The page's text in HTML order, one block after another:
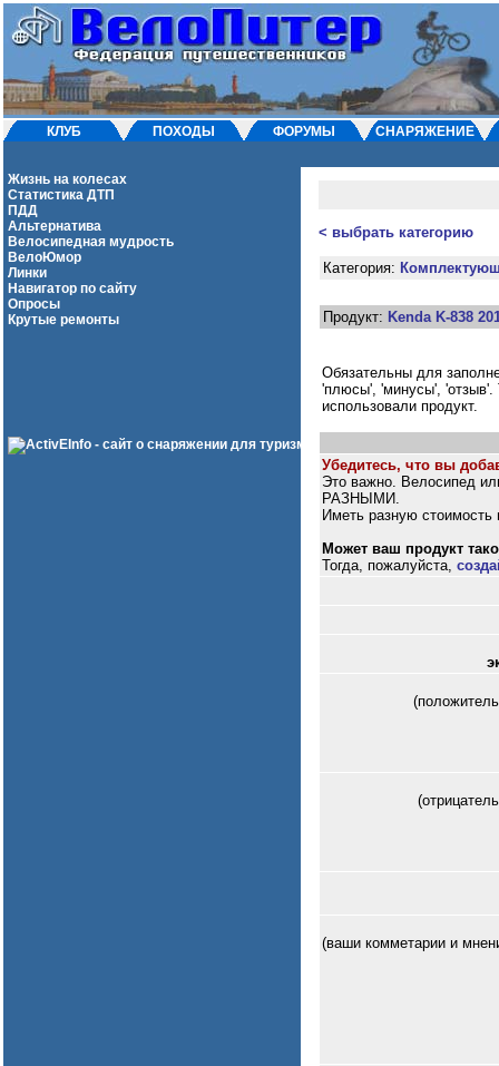
КЛУБ ПОХОДЫ ФОРУМЫ СНАРЯЖЕНИЕ
Жизнь на колесах
Статистика ДТП
ПДД
Альтернатива
Велосипедная мудрость
ВелоЮмор
Линки
Навигатор по сайту
Опросы
Крутые ремонты
< выбрать категорию
Категория:
Продукт: Kenda K-838
Обязательны для
'плюсы', 'минусы', 'отзыв'.
использовали продукт.
Убедитесь, что вы
Это важно. Велосипед
РАЗНЫМИ.
Иметь разную стоимость
Может ваш продукт
Тогда, пожалуйста,
(ваши комметарии и